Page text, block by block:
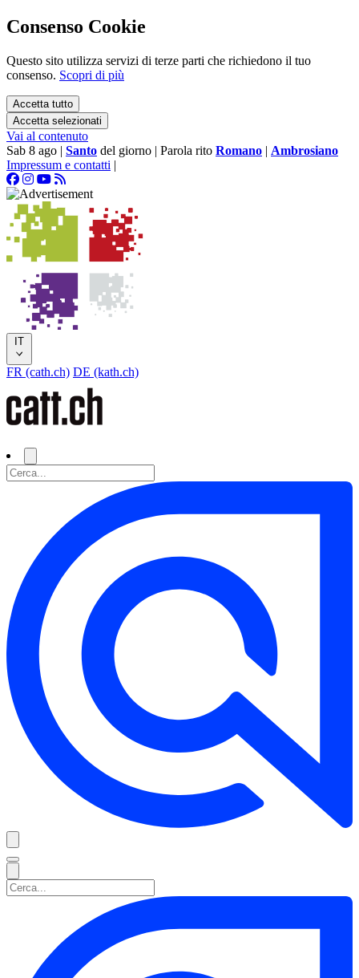
Consenso Cookie
Questo sito utilizza servizi di terze parti che richiedono il tuo
consenso. Scopri di più
Accetta tutto
Accetta selezionati
Vai al contenuto
Sab 8 ago | Santo del giorno | Parola rito Romano | Ambrosiano
Impressum e contatti |
IT
FR (cath.ch) DE (kath.ch)